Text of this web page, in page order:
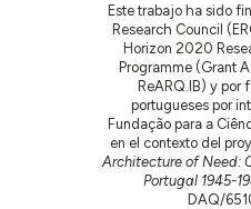
Este trabajo ha sido
Research Council
Horizon 2020
Programme (Grant
ReARQ.IB) y por
portugueses por
Fundação para a
en el contexto del
Architecture of Need:
Portugal 1945-
DAQ/